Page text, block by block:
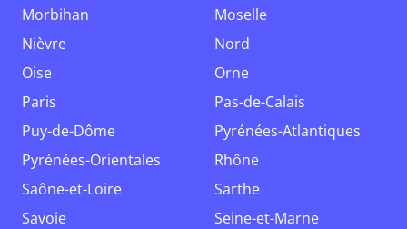
Morbihan
Moselle
Nièvre
Nord
Oise
Orne
Paris
Pas-de-Calais
Puy-de-Dôme
Pyrénées-Atlantiques
Pyrénées-Orientales
Rhône
Saône-et-Loire
Sarthe
Savoie
Seine-et-Marne